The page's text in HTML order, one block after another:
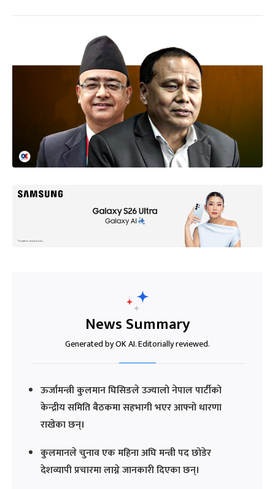
News Summary
Generated by OK AI. Editorially reviewed.
ऊर्जामन्त्री कुलमान घिसिङले उज्यालो नेपाल पार्टीको
केन्द्रीय समिति बैठकमा सहभागी भएर आफ्नो धारणा
राखेका छन्।
कुलमानले चुनाव एक महिना अघि मन्त्री पद छोडेर
देशव्यापी प्रचारमा लाग्ने जानकारी दिएका छन्।